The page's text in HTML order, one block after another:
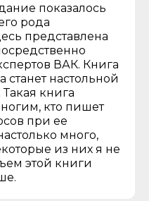
показалось
рода
представлена
ВАК. Книга
станет настольной
книга
кто пишет
при ее
много,
из них я не
этой книги